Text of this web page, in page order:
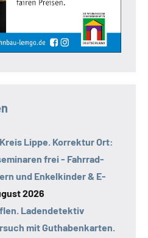
Lippe. Korrektur Ort:
frei - Fahrrad-
und Enkelkinder & E-
2026
Ladendetektiv
mit Guthabenkarten.